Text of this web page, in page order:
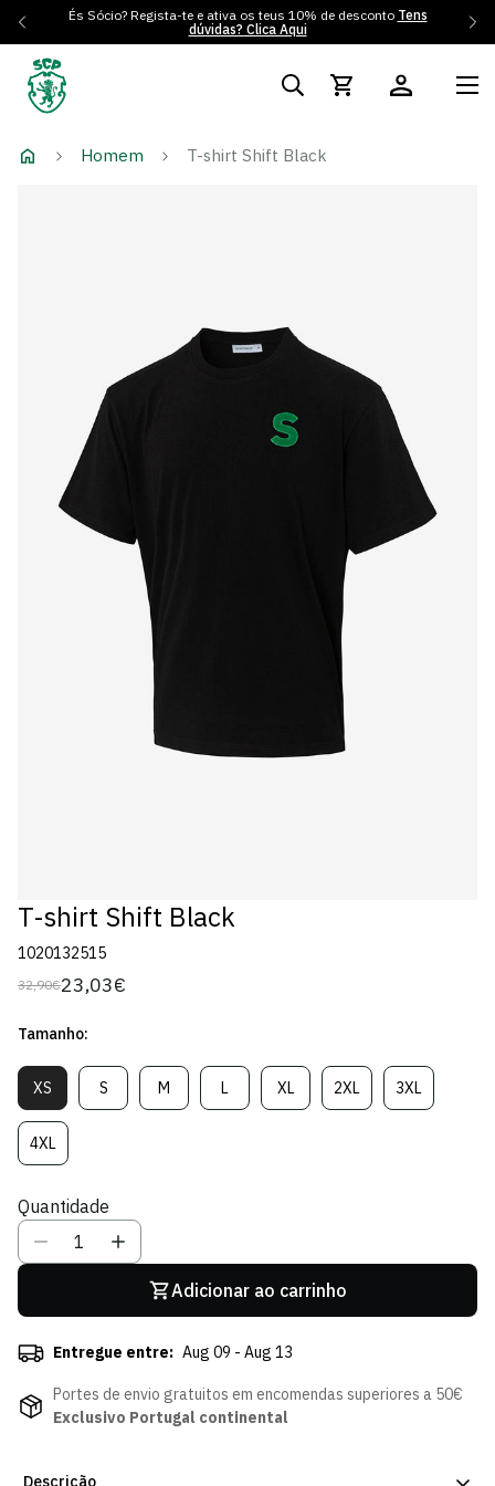
És Sócio? Regista-te e ativa os teus 10% de desconto Tens
dúvidas? Clica Aqui
Homem T-shirt Shift Black
T-shirt Shift Black
1020132515
Preço
32,90€
Preço
venda
23,03€
Tamanho:
XSVariante
Esgotada
Ou
Indisponível
SVariante
Esgotada
MVariante
Esgotada
LVariante
Esgotada
XLVariante
Esgotada
2XLVariante
Esgotada
3XLVariante
Esgotada
4XLVariante
Esgotada
Indisponível
Quantidade
Adicionar ao carrinho
Entregue entre: Aug 09 - Aug 13
Portes de envio gratuitos em encomendas superiores a 50€
Exclusivo Portugal continental
Descrição